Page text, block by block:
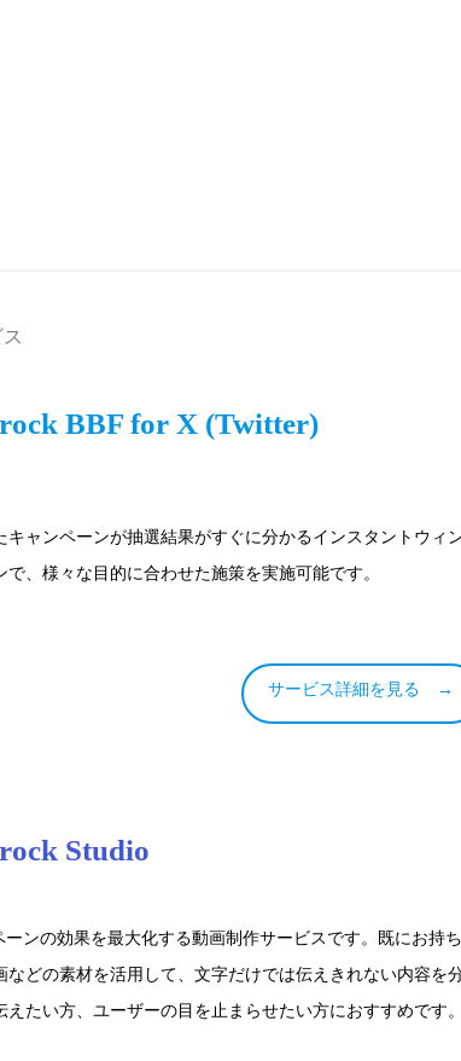
BBF for X (Twitter)
キャンペーンが抽選結果がすぐに分かるインスタントウィ
で、様々な目的に合わせた施策を実施可能です。
サービス詳細を見る →
Studio
ーンの効果を最大化する動画制作サービスです。既にお持
などの素材を活用して、文字だけでは伝えきれない内容を
えたい方、ユーザーの目を止まらせたい方におすすめです。